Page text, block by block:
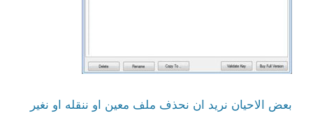
بعض الاحيان نريد ان نحذف ملف معين او ننقله او نغير